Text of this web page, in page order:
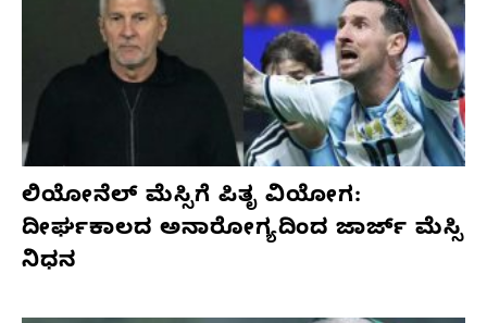
ಲಿಯೋನೆಲ್ ಮೆಸ್ಸಿಗೆ ಪಿತೃ ವಿಯೋಗ:
ದೀರ್ಘಕಾಲದ ಅನಾರೋಗ್ಯದಿಂದ ಜಾರ್ಜ್ ಮೆಸ್ಸಿ
ನಿಧನ